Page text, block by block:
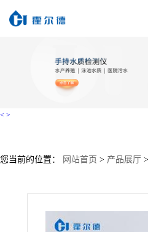
< >
您当前的位置： 网站首页 > 产品展厅 >